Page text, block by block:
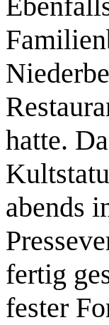
hatte.
abends
fertig
fester